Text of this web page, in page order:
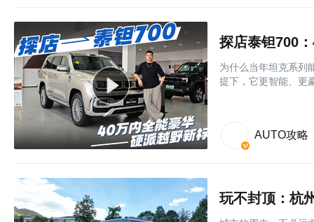
探店泰钽700
为什么当年坦克系列
提下，它更智能、更
AUTO攻略
玩不封顶：杭